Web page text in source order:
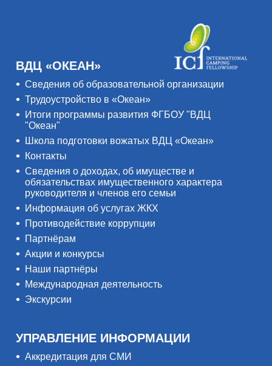
ВДЦ «ОКЕАН»
Сведения об образовательной организации
Трудоустройство в «Океан»
Итоги программы развития ФГБОУ "ВДЦ
"Океан"
Школа подготовки вожатых ВДЦ «Океан»
Контакты
Сведения о доходах, об имуществе и
обязательствах имущественного характера
руководителя и членов его семьи
Информация об услугах ЖКХ
Противодействие коррупции
Партнёрам
Акции и конкурсы
Наши партнёры
Международная деятельность
Экскурсии
УПРАВЛЕНИЕ ИНФОРМАЦИИ
Аккредитация для СМИ